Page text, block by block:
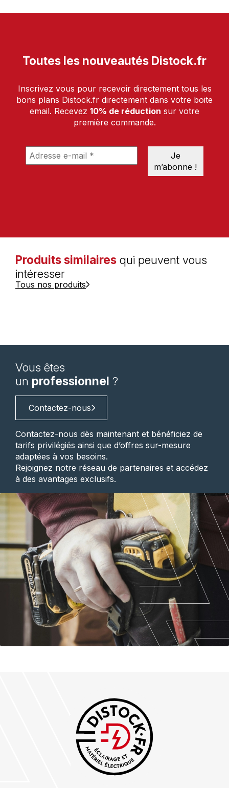
Toutes les nouveautés Distock.fr
Inscrivez vous pour recevoir directement tous les
bons plans Distock.fr directement dans votre boite
email. Recevez 10% de réduction sur votre
première commande.
Produits similaires qui peuvent vous
intéresser
Tous nos produits
Vous êtes
un professionnel ?
Contactez-nous
Contactez-nous dès maintenant et bénéficiez de
tarifs privilégiés ainsi que d’offres sur-mesure
adaptées à vos besoins.
Rejoignez notre réseau de partenaires et accédez
à des avantages exclusifs.